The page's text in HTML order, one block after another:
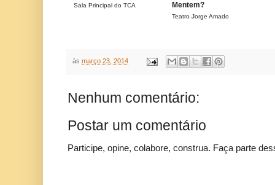
Sala Principal do TCA
Mentem?
Teatro Jorge Amado
às março 23, 2014
Nenhum comentário:
Postar um comentário
Participe, opine, colabore, construa. Faça parte